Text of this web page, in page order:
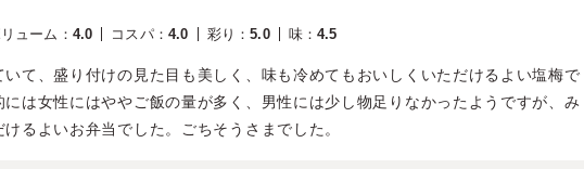
ューム ： 4.0 コスパ： 4.0 彩り ：5.0 味：4.5
いて、盛り付けの見た目も美しく、味も冷めてもおいしくいただけるよい塩梅で
には女性にはややご飯の量が多く、男性には少し物足りなかったようですが、み
るよいお弁当でした。ごちそうさまでした。